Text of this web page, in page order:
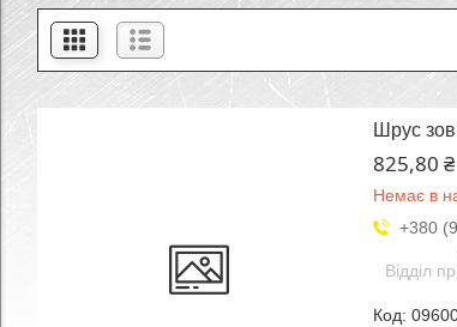
Шрус
825,80 ₴
Немає в
+380
Відділ